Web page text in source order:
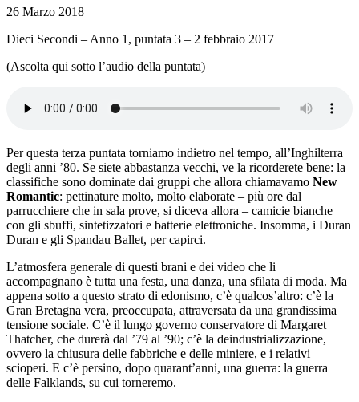
26 Marzo 2018
Dieci Secondi – Anno 1, puntata 3 – 2 febbraio 2017
(Ascolta qui sotto l’audio della puntata)
Per questa terza puntata torniamo indietro nel tempo, all’Inghilterra
degli anni ’80. Se siete abbastanza vecchi, ve la ricorderete bene: la
classifiche sono dominate dai gruppi che allora chiamavamo New
Romantic: pettinature molto, molto elaborate – più ore dal
parrucchiere che in sala prove, si diceva allora – camicie bianche
con gli sbuffi, sintetizzatori e batterie elettroniche. Insomma, i Duran
Duran e gli Spandau Ballet, per capirci.
L’atmosfera generale di questi brani e dei video che li
accompagnano è tutta una festa, una danza, una sfilata di moda. Ma
appena sotto a questo strato di edonismo, c’è qualcos’altro: c’è la
Gran Bretagna vera, preoccupata, attraversata da una grandissima
tensione sociale. C’è il lungo governo conservatore di Margaret
Thatcher, che durerà dal ’79 al ’90; c’è la deindustrializzazione,
ovvero la chiusura delle fabbriche e delle miniere, e i relativi
scioperi. E c’è persino, dopo quarant’anni, una guerra: la guerra
delle Falklands, su cui torneremo.